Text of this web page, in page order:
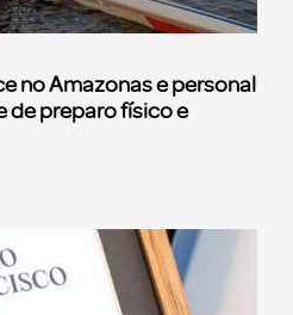
no Amazonas e personal
de preparo físico e